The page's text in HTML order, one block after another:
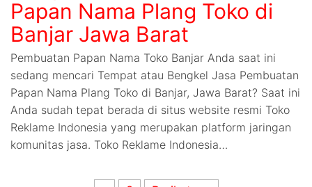
Papan Nama Plang Toko di
Banjar Jawa Barat
Pembuatan Papan Nama Toko Banjar Anda saat ini
sedang mencari Tempat atau Bengkel Jasa Pembuatan
Papan Nama Plang Toko di Banjar, Jawa Barat? Saat ini
Anda sudah tepat berada di situs website resmi Toko
Reklame Indonesia yang merupakan platform jaringan
komunitas jasa. Toko Reklame Indonesia…